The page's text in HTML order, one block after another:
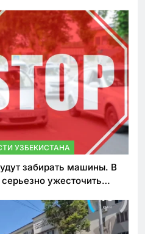
УЗБЕКИСТАНА
забирать машины. В
серьезно ужесточить